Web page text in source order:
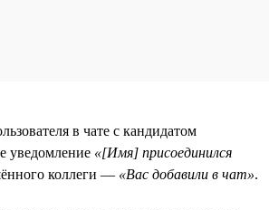
в чате с кандидатом
уведомление «[Имя] присоединился
коллеги — «Вас добавили в чат».